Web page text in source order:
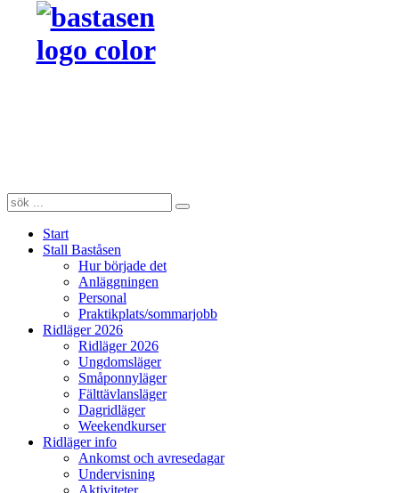
Start
Stall Baståsen
Hur började det
Anläggningen
Personal
Praktikplats/sommarjobb
Ridläger 2026
Ridläger 2026
Ungdomsläger
Småponnyläger
Fälttävlansläger
Dagridläger
Weekendkurser
Ridläger info
Ankomst och avresedagar
Undervisning
Aktiviteter